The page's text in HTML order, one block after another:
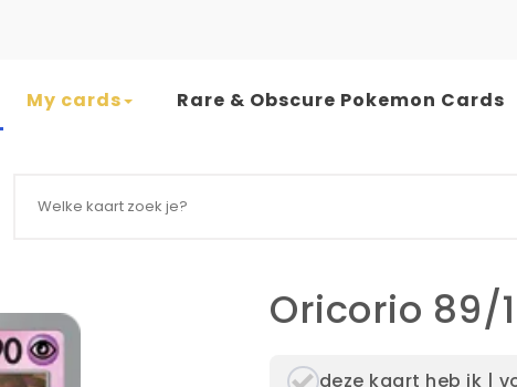
My cards Rare & Obscure Pokemon Cards
Oricorio 89/
deze kaart heb ik |